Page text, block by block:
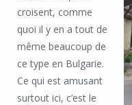
croisent, comme
quoi il y en a tout de
même beaucoup de
ce type en Bulgarie.
Ce qui est amusant
surtout ici, c’est le